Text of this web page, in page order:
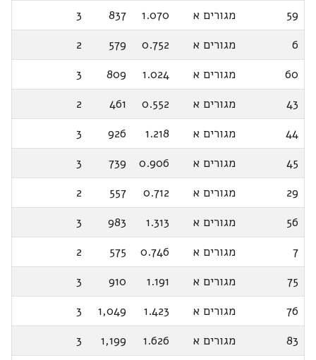
59
מגורים א 1.070
837
3
6
מגורים א 0.752
579
2
60
מגורים א 1.024
809
3
43
מגורים א 0.552
461
2
44
מגורים א 1.218
926
3
45
מגורים א 0.906
739
3
29
מגורים א 0.712
557
2
56
מגורים א 1.313
983
3
7
מגורים א 0.746
575
2
75
מגורים א 1.191
910
3
76
מגורים א 1.423
1,049
3
83
מגורים א 1.626
1,199
3